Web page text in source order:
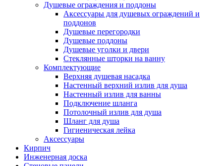
Душевые ограждения и поддоны
Аксессуары для душевых ограждений и
поддонов
Душевые перегородки
Душевые поддоны
Душевые уголки и двери
Стеклянные шторки на ванну
Комплектующие
Верхняя душевая насадка
Настенный верхний излив для душа
Настенный излив для ванны
Подключение шланга
Потолочный излив для душа
Шланг для душа
Гигиеническая лейка
Аксессуары
Кирпич
Инженерная доска